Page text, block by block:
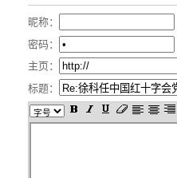
昵称：
密码：
主页：
标题：